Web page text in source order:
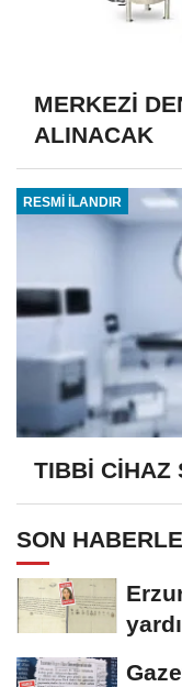
MERKEZİ
ALINACAK
RESMİ İLANDIR
TIBBİ CİHAZ
SON